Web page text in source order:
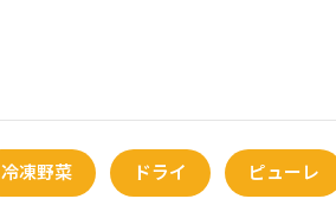
冷凍野菜 ドライ ピューレ